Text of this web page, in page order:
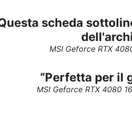
scheda
MSI Geforce RTX
“Perfetta per il
MSI Geforce RTX 4080